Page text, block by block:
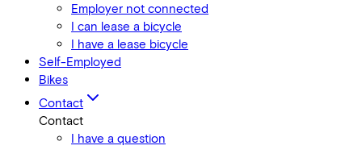
Employer not connected
I can lease a bicycle
I have a lease bicycle
Self-Employed
Bikes
Contact
Contact
I have a question